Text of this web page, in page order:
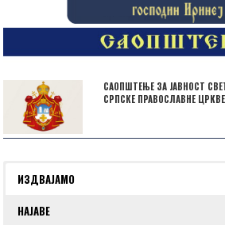
САОПШТЕЊЕ ЗА ЈАВНОСТ
СРПСКЕ ПРАВОСЛАВНЕ ЦРКВЕ
ИЗДВАЈАМО
НАЈАВЕ